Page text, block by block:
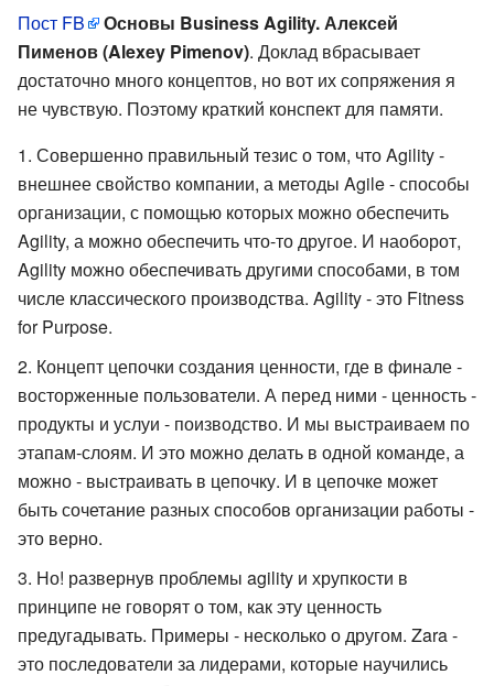
Пост FB
Основы Business Agility. Алексей
Пименов (Alexey Pimenov). Доклад вбрасывает
достаточно много концептов, но вот их сопряжения я
не чувствую. Поэтому краткий конспект для памяти.
Совершенно правильный тезис о том, что Agility -
внешнее свойство компании, а методы Agile - способы
организации, с помощью которых можно обеспечить
Agility, а можно обеспечить что-то другое. И наоборот,
Agility можно обеспечивать другими способами, в том
числе классического производства. Agility - это Fitness
for Purpose.
Концепт цепочки создания ценности, где в финале -
восторженные пользователи. А перед ними - ценность -
продукты и услуи - поизводство. И мы выстраиваем по
этапам-слоям. И это можно делать в одной команде, а
можно - выстраивать в цепочку. И в цепочке может
быть сочетание разных способов организации работы -
это верно.
Но! развернув проблемы agility и хрупкости в
принципе не говорят о том, как эту ценность
предугадывать. Примеры - несколько о другом. Zara -
это последователи за лидерами, которые научились